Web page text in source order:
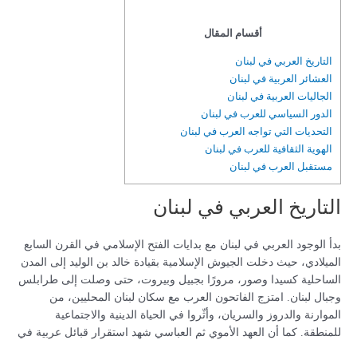
أقسام المقال
التاريخ العربي في لبنان
العشائر العربية في لبنان
الجاليات العربية في لبنان
الدور السياسي للعرب في لبنان
التحديات التي تواجه العرب في لبنان
الهوية الثقافية للعرب في لبنان
مستقبل العرب في لبنان
التاريخ العربي في لبنان
بدأ الوجود العربي في لبنان مع بدايات الفتح الإسلامي في القرن السابع
الميلادي، حيث دخلت الجيوش الإسلامية بقيادة خالد بن الوليد إلى المدن
الساحلية كسيدا وصور، مرورًا بجبيل وبيروت، حتى وصلت إلى طرابلس
وجبال لبنان. امتزج الفاتحون العرب مع سكان لبنان المحليين، من
الموارنة والدروز والسريان، وأثّروا في الحياة الدينية والاجتماعية
للمنطقة. كما أن العهد الأموي ثم العباسي شهد استقرار قبائل عربية في